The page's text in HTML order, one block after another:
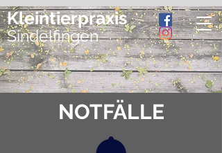
Kleintierpraxis
Sindelfingen
NOTFÄLLE